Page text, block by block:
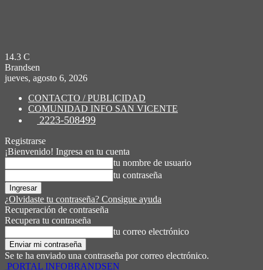
14.3 C
Brandsen
jueves, agosto 6, 2026
CONTACTO / PUBLICIDAD
COMUNIDAD INFO SAN VICENTE
2223-508499
Registrarse
¡Bienvenido! Ingresa en tu cuenta
tu nombre de usuario
tu contraseña
¿Olvidaste tu contraseña? Consigue ayuda
Recuperación de contraseña
Recupera tu contraseña
tu correo electrónico
Se te ha enviado una contraseña por correo electrónico.
PORTAL INFOBRANDSEN